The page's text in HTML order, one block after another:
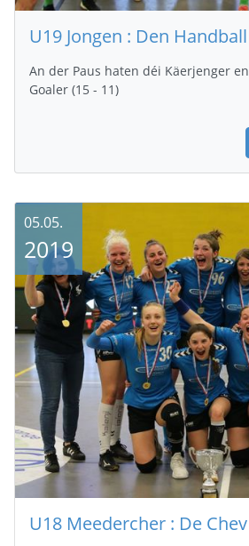
An der Paus haten déi Käerjenger
Goaler (15 - 11)
05.05.
2019